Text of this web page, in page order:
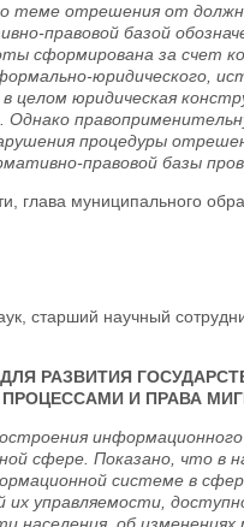
теме отрешения от
правовой базой
сформирована за счет
юридического,
целом юридическая
процедуры
правовой базы
глава муниципального
старший научный
РАЗВИТИЯ
ПРОЦЕССАМИ И ПРАВА
сфере. Показано, что в
системе в
управляемости,